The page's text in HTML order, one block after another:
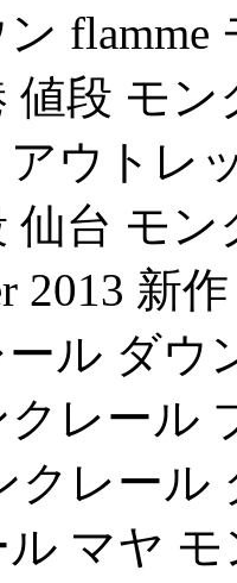
値段 モ
ウトレ
仙台 モ
2013 新
ル ダウ
レール
クレール
ル マヤ